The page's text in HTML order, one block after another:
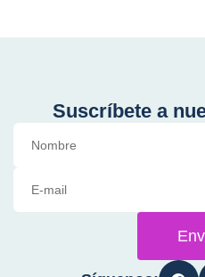
Suscríbete a